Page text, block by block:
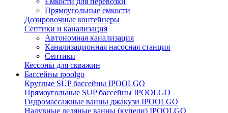
Прямоугольные емкости
Дозировочные контейнеры
Септики и канализация
Автономная канализация
Канализационная насосная станция
Септики
Кессоны для скважин
Бассейны ipoolgo
Круглые SUP бассейны IPOOLGO
Прямоугольные SUP бассейны IPOOLGO
Гидромассажные ванны джакузи IPOOLGO
Надувные ледяные ванны (купели) IPOOLGO